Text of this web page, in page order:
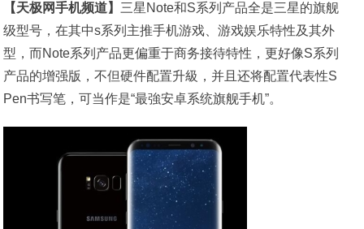
【天极网手机频道】 三星Note和S系列产品全是三星的旗舰
级型号，在其中s系列主推手机游戏、游戏娱乐特性及其外
型，而Note系列产品更偏重于商务接待特性，更好像S系列
产品的增强版，不但硬件配置升級，并且还将配置代表性S
Pen书写笔，可当作是“最強安卓系统旗舰手机”。